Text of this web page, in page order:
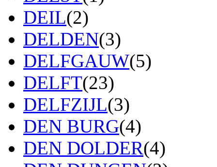
DEIL(2)
DELDEN(3)
DELFGAUW(5)
DELFT(23)
DELFZIJL(3)
DEN BURG(4)
DEN DOLDER(4)